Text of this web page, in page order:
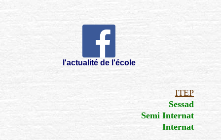
l'actualité de l'école
ITEP
Sessad
Semi Internat
Internat